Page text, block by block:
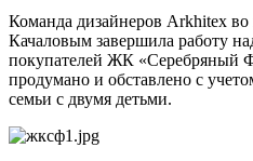
Команда дизайнеров Arkhitex
Качаловым завершила работу
покупателей ЖК «Серебряный
продумано и обставлено с
семьи с двумя детьми.